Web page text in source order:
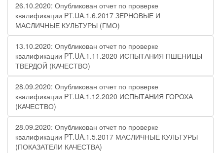
26.10.2020: Опубликован отчет по проверке
квалификации PT.UA.1.6.2017 ЗЕРНОВЫЕ И
МАСЛИЧНЫЕ КУЛЬТУРЫ (ГМО)
13.10.2020: Опубликован отчет по проверке
квалификации PT.UA.1.11.2020 ИСПЫТАНИЯ ПШЕНИЦЫ
ТВЕРДОЙ (КАЧЕСТВО)
28.09.2020: Опубликован отчет по проверке
квалификации PT.UA.1.12.2020 ИСПЫТАНИЯ ГОРОХА
(КАЧЕСТВО)
28.09.2020: Опубликован отчет по проверке
квалификации PT.UA.1.5.2017 МАСЛИЧНЫЕ КУЛЬТУРЫ
(ПОКАЗАТЕЛИ КАЧЕСТВА)